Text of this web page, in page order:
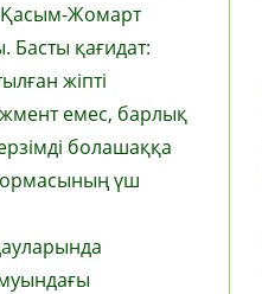
Қасым-Жомарт
Басты қағидат:
жіпті
емес, барлық
болашаққа
үш